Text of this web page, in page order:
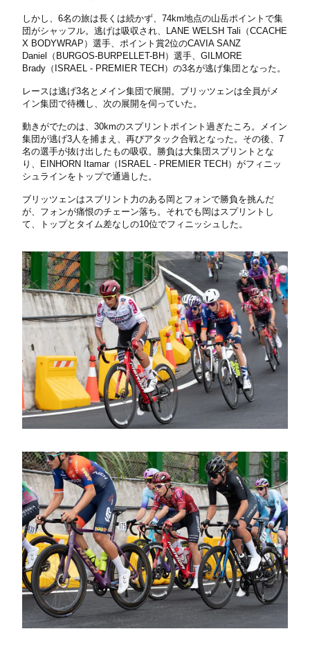
しかし、6名の旅は長くは続かず、74km地点の山岳ポイントで集
団がシャッフル。逃げは吸収され、LANE WELSH Tali（CCACHE
X BODYWRAP）選手、ポイント賞2位のCAVIA SANZ
Daniel（BURGOS-BURPELLET-BH）選手、GILMORE
Brady（ISRAEL - PREMIER TECH）の3名が逃げ集団となった。
レースは逃げ3名とメイン集団で展開。ブリッツェンは全員がメ
イン集団で待機し、次の展開を伺っていた。
動きがでたのは、30kmのスプリントポイント過ぎたころ。メイン
集団が逃げ3人を捕まえ、再びアタック合戦となった。その後、7
名の選手が抜け出したもの吸収。勝負は大集団スプリントとな
り、EINHORN Itamar（ISRAEL - PREMIER TECH）がフィニッ
シュラインをトップで通過した。
ブリッツェンはスプリント力のある岡とフォンで勝負を挑んだ
が、フォンが痛恨のチェーン落ち。それでも岡はスプリントし
て、トップとタイム差なしの10位でフィニッシュした。